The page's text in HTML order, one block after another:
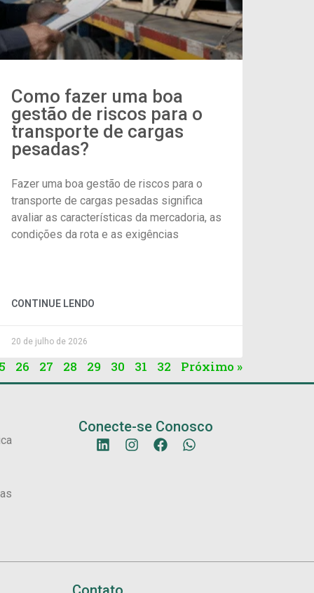
Como fazer uma boa
gestão de riscos para o
transporte de cargas
pesadas?
Fazer uma boa gestão de riscos para o
transporte de cargas pesadas significa
avaliar as características da mercadoria, as
condições da rota e as exigências
CONTINUE LENDO
20 de julho de 2026
26 27 28 29 30 31 32 Próximo »
Conecte-se Conosco